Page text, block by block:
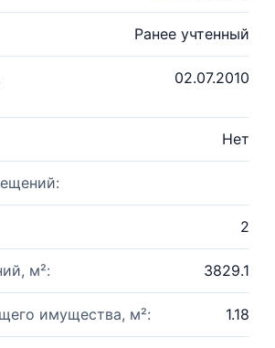
Ранее учтенный
02.07.2010
Нет
2
м²: 3829.1
имущества, м²: 1.18